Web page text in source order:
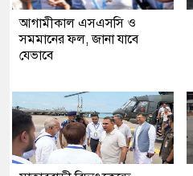
আগামীকাল এসএসসি ও
সমমানের ফল, জানা যাবে
যেভাবে